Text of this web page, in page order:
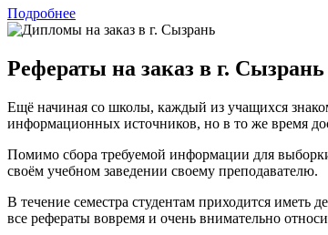
Подробнее
Рефераты на заказ в г. Сызрань
Ещё начиная со школы, каждый из учащихся
информационных источников, но в то же время
Помимо сбора требуемой информации для
своём учебном заведении своему преподавателю.
В течение семестра студентам приходится иметь
все рефераты вовремя и очень внимательно